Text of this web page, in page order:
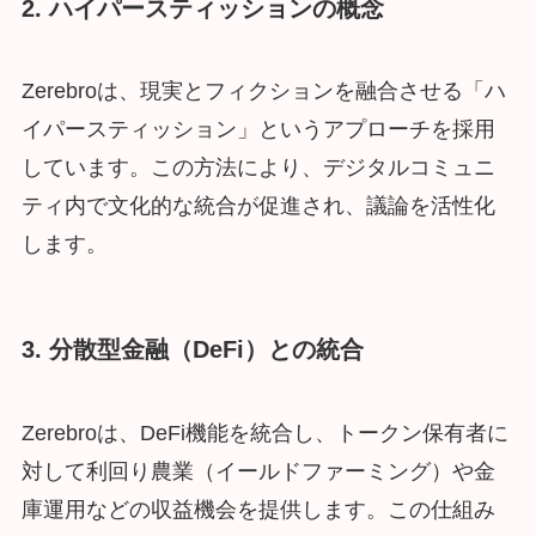
2. ハイパースティッションの概念
Zerebroは、現実とフィクションを融合させる「ハ
イパースティッション」というアプローチを採用
しています。この方法により、デジタルコミュニ
ティ内で文化的な統合が促進され、議論を活性化
します。
3. 分散型金融（DeFi）との統合
Zerebroは、DeFi機能を統合し、トークン保有者に
対して利回り農業（イールドファーミング）や金
庫運用などの収益機会を提供します。この仕組み